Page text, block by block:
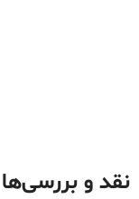
نقد و بررسی‌ها